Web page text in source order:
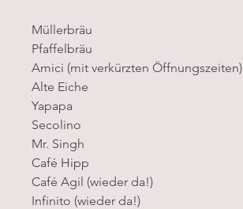
Müllerbräu
Pfaffelbräu
Amici (mit verkürzten Öffnungszeiten)
Alte Eiche
Yapapa
Secolino
Mr. Singh
Café Hipp
Café Agil (wieder da!)
Infinito (wieder da!)